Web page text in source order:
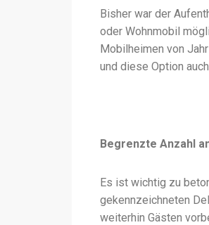
Bisher war der
oder Wohnmobil
Mobilheimen von
und diese Option
Begrenzte Anzahl
Es ist wichtig zu
gekennzeichneten
weiterhin Gästen